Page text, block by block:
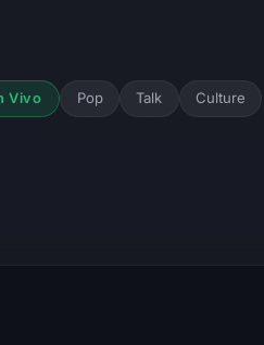
Vivo Pop Talk Culture